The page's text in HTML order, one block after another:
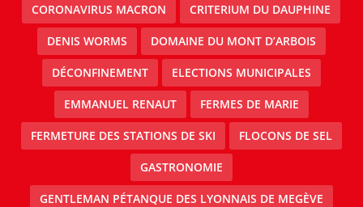
CORONAVIRUS MACRON CRITERIUM DU DAUPHINE
DENIS WORMS DOMAINE DU MONT D’ARBOIS
DÉCONFINEMENT ELECTIONS MUNICIPALES
EMMANUEL RENAUT FERMES DE MARIE
FERMETURE DES STATIONS DE SKI FLOCONS DE SEL
GASTRONOMIE
GENTLEMAN PÉTANQUE DES LYONNAIS DE MEGÈVE